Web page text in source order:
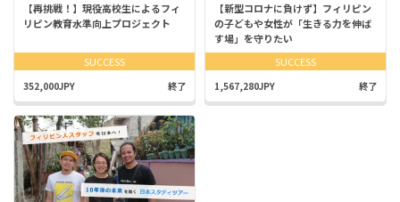
【再挑戦︎︎︎！】現役高校生によるフィ
リピン教育水準向上プロジェクト
SUCCESS
352,000JPY 終了
【新型コロナに負けず】フィリピン
の子どもや女性が「生きる力を伸ば
す場」を守りたい
SUCCESS
1,567,280JPY 終了